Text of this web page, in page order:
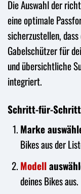
Die Auswahl der
eine optimale
sicherzustellen,
Gabelschützer für
und übersichtliche
integriert.
Schritt-für-
Marke
Bikes aus der
Modell
deines Bikes aus.